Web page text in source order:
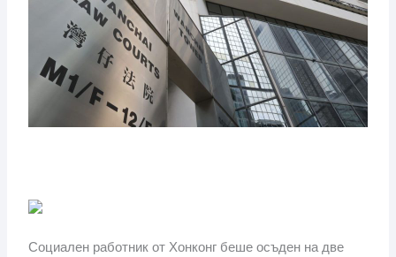
Социален работник от Хонконг беше осъден на две